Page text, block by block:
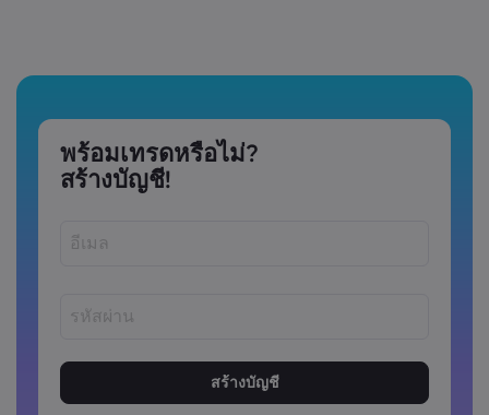
พร้อมเทรดหรือไม่?
สร้างบัญชี!